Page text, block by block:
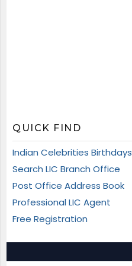
QUICK FIND
Indian Celebrities Birthdays
Search LIC Branch Office
Post Office Address Book
Professional LIC Agent
Free Registration